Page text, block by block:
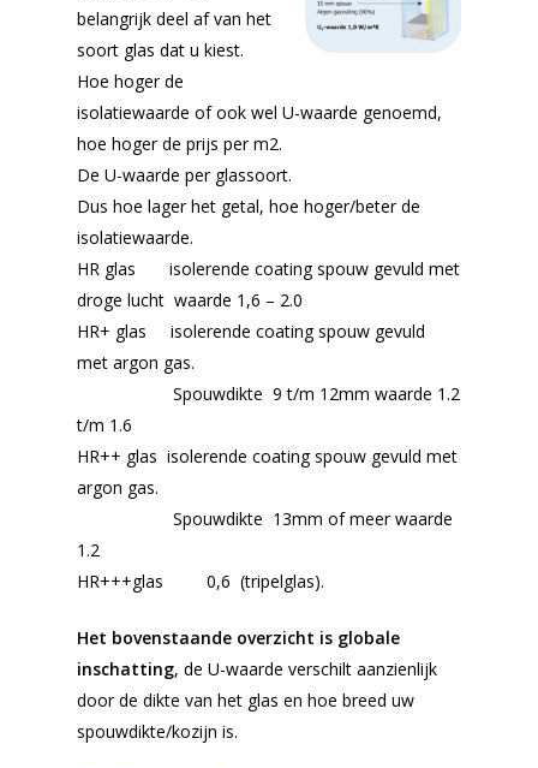
belangrijk deel af van het
soort glas dat u kiest.
Hoe hoger de
isolatiewaarde of ook wel U-waarde genoemd,
hoe hoger de prijs per m2.
De U-waarde per glassoort.
Dus hoe lager het getal, hoe hoger/beter de
isolatiewaarde.
HR glas isolerende coating spouw gevuld met
droge lucht waarde 1,6 – 2.0
HR+ glas isolerende coating spouw gevuld
met argon gas.
Spouwdikte 9 t/m 12mm waarde 1.2
t/m 1.6
HR++ glas isolerende coating spouw gevuld met
argon gas.
Spouwdikte 13mm of meer waarde
1.2
HR+++glas 0,6 (tripelglas).
Het bovenstaande overzicht is globale
inschatting, de U-waarde verschilt aanzienlijk
door de dikte van het glas en hoe breed uw
spouwdikte/kozijn is.